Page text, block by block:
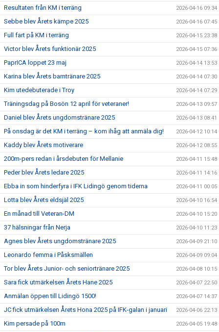
Resultaten från KM i terräng 2026-04-16 09:34
Sebbe blev Årets kämpe 2025 2026-04-16 07:45
Full fart på KM i terräng 2026-04-15 23:38
Victor blev Årets funktionär 2025 2026-04-15 07:36
PaprICA loppet 23 maj 2026-04-14 13:53
Karina blev Årets barntränare 2025 2026-04-14 07:30
Kim utedebuterade i Troy 2026-04-14 07:29
Träningsdag på Bosön 12 april för veteraner! 2026-04-13 09:57
Daniel blev Årets ungdomstränare 2025 2026-04-13 08:41
På onsdag är det KM i terräng – kom ihåg att anmäla dig! 2026-04-12 10:14
Kaddy blev Årets motiverare 2026-04-12 08:55
200m-pers redan i årsdebuten för Mellanie 2026-04-11 15:48
Peder blev Årets ledare 2025 2026-04-11 14:16
Ebba in som hinderfyra i IFK Lidingö genom tiderna 2026-04-11 00:05
Lotta blev Årets eldsjäl 2025 2026-04-10 16:54
En månad till Veteran-DM 2026-04-10 15:20
37 hälsningar från Nerja 2026-04-10 11:23
Agnes blev Årets ungdomstränare 2025 2026-04-09 21:10
Leonardo femma i Påsksmällen 2026-04-09 09:04
Tor blev Årets Junior- och seniortränare 2025 2026-04-08 10:15
Sara fick utmärkelsen Årets Hane 2025 2026-04-07 22:50
Anmälan öppen till Lidingö 1500! 2026-04-07 14:37
JC fick utmärkelsen Årets Hona 2025 på IFK-galan i januari 2026-04-06 22:13
Kim persade på 100m 2026-04-05 19:48